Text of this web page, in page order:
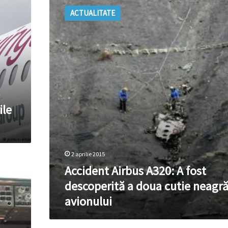
Airbus
A320:
A
fost
descoperită
a
cutie
neagră
avionului
ACTUALITATE
2 aprilie 2015
Accident Airbus A320: A fost
descoperită a doua cutie
avionului